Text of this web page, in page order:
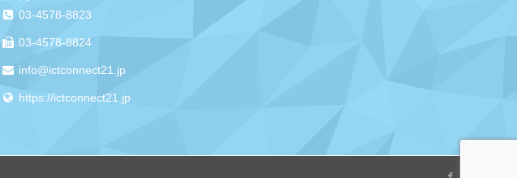
03-4578-8823
03-4578-8824
info@ictconnect21.jp
https://ictconnect21.jp